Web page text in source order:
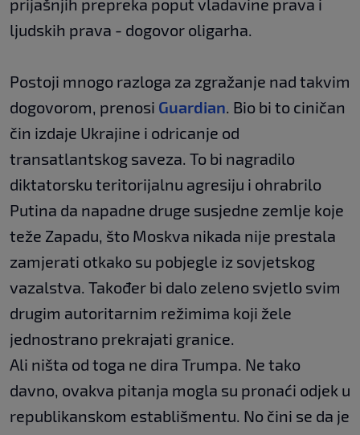
ljudskih prava - dogovor oligarha.
Postoji mnogo razloga za zgražanje nad takvim
dogovorom, prenosi Guardian . Bio bi to ciničan
čin izdaje Ukrajine i odricanje od
transatlantskog saveza. To bi nagradilo
diktatorsku teritorijalnu agresiju i ohrabrilo
Putina da napadne druge susjedne zemlje koje
teže Zapadu, što Moskva nikada nije prestala
zamjerati otkako su pobjegle iz sovjetskog
vazalstva. Također bi dalo zeleno svjetlo svim
drugim autoritarnim režimima koji žele
jednostrano prekrajati granice.
Ali ništa od toga ne dira Trumpa. Ne tako
davno, ovakva pitanja mogla su pronaći odjek u
republikanskom establišmentu. No čini se da je